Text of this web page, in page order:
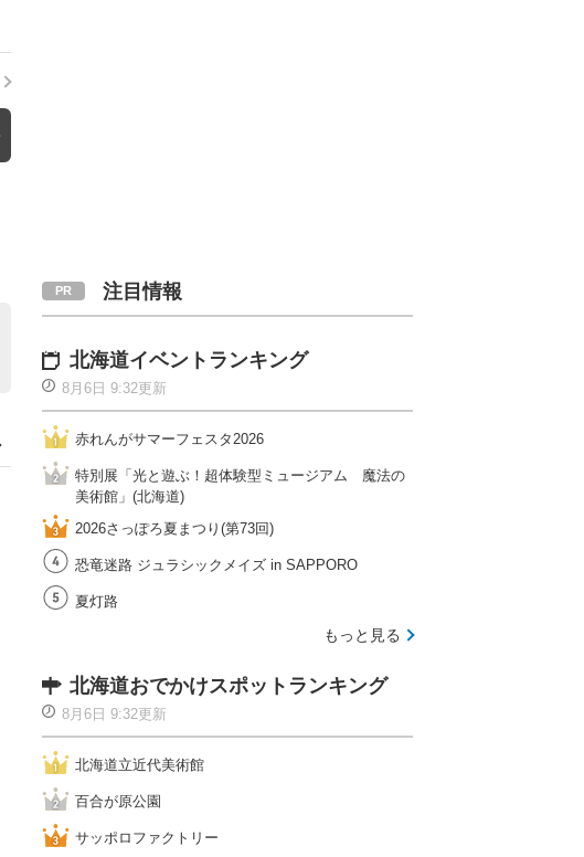
注目情報
北海道イベントランキング
8月6日 9:32更新
赤れんがサマーフェスタ2026
特別展「光と遊ぶ！超体験型ミュージアム 魔法の
美術館」(北海道)
2026さっぽろ夏まつり(第73回)
恐竜迷路 ジュラシックメイズ in SAPPORO
夏灯路
もっと見る
北海道おでかけスポットランキング
8月6日 9:32更新
北海道立近代美術館
百合が原公園
サッポロファクトリー